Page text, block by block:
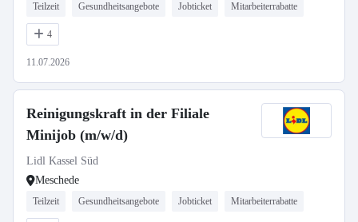
Teilzeit Gesundheitsangebote Jobticket Mitarbeiterrabatte
4
11.07.2026
Reinigungskraft in der Filiale
Minijob (m/w/d)
Lidl Kassel Süd
Meschede
Teilzeit Gesundheitsangebote Jobticket Mitarbeiterrabatte